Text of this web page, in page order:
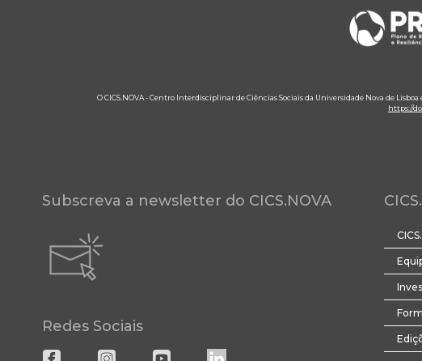
O CICS.NOVA - Centro Interdisciplinar de Ciências Sociais da Universidade Nova de
https://
Subscreva a newsletter do CICS.NOVA
Redes Sociais